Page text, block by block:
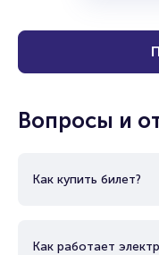
Вопросы и
Как купить билет?
Как работает